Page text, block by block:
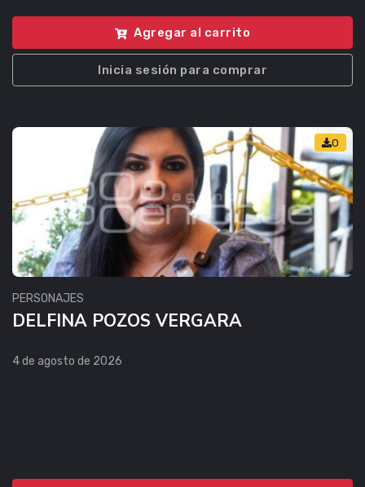
Agregar al carrito
Inicia sesión para comprar
0
PERSONAJES
DELFINA POZOS VERGARA
4 de agosto de 2026